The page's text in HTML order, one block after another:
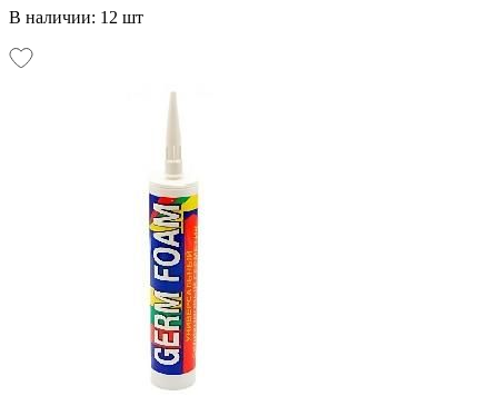
В наличии: 12 шт